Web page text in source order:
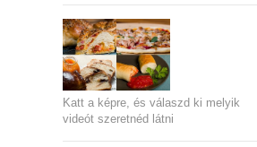
Katt a képre, és válaszd ki melyik
videót szeretnéd látni